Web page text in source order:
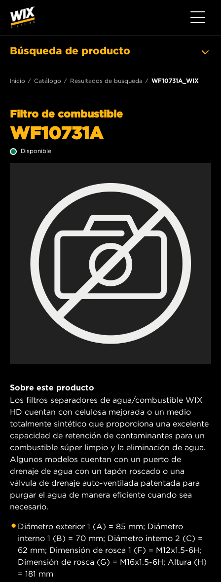
Toggle
Búsqueda de producto
Inicio Catálogo Resultados de busqueda WF10731A_WIX
Filtro de combustible
WF10731A
Disponible
Sobre este producto
Los filtros separadores de agua/combustible WIX
HD cuentan con celulosa mejorada o un medio
totalmente sintético que proporciona una excelente
capacidad de retención de contaminantes para un
combustible súper limpio y la eliminación de agua.
Algunos modelos cuentan con un puerto de
drenaje de agua con un tapón roscado o una
válvula de drenaje auto-ventilada patentada para
purgar el agua de manera eficiente cuando sea
necesario.
Diámetro exterior 1 (A) = 85 mm; Diámetro
interno 1 (B) = 70 mm; Diámetro interno 2 (C) =
62 mm; Dimensión de rosca 1 (F) = M12x1.5-6H;
Dimensión de rosca (G) = M16x1.5-6H; Altura (H)
= 181 mm